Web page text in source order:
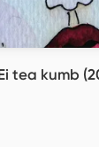
tea kumb